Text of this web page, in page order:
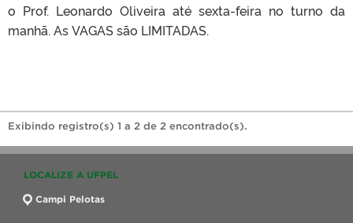
o Prof. Leonardo Oliveira até sexta-feira no turno da
manhã. As VAGAS são LIMITADAS.
Exibindo registro(s) 1 a 2 de 2 encontrado(s).
LOCALIZE A UFPEL
Campi Pelotas